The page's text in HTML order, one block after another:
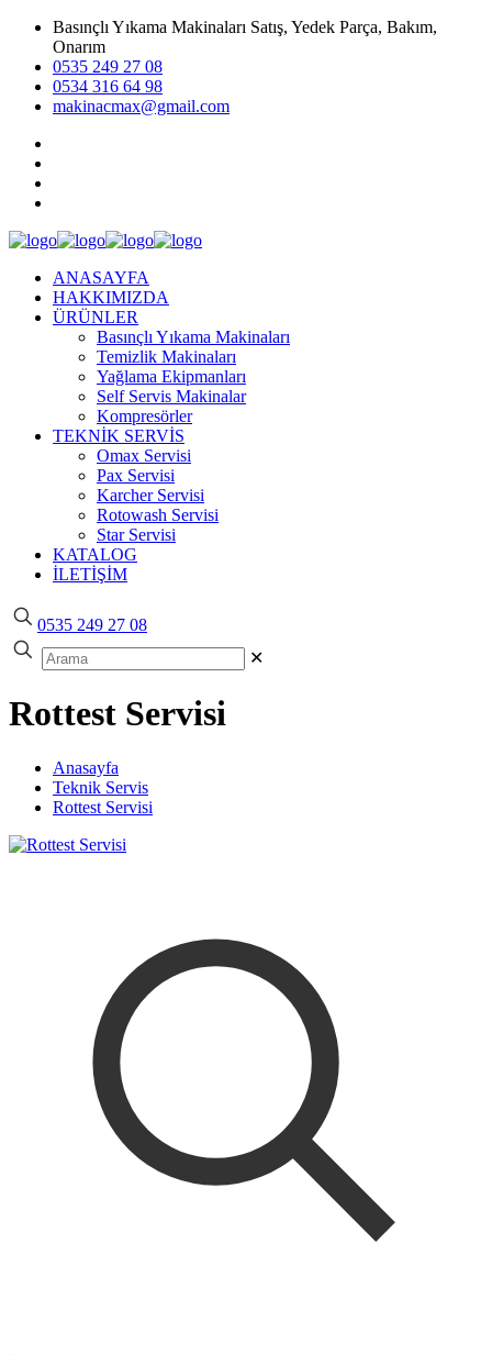
Basınçlı Yıkama Makinaları Satış, Yedek Parça, Bakım,
Onarım
0535 249 27 08
0534 316 64 98
makinacmax@gmail.com
ANASAYFA
HAKKIMIZDA
ÜRÜNLER
Basınçlı Yıkama Makinaları
Temizlik Makinaları
Yağlama Ekipmanları
Self Servis Makinalar
Kompresörler
TEKNİK SERVİS
Omax Servisi
Pax Servisi
Karcher Servisi
Rotowash Servisi
Star Servisi
KATALOG
İLETİŞİM
0535 249 27 08
✕
Rottest Servisi
Anasayfa
Teknik Servis
Rottest Servisi